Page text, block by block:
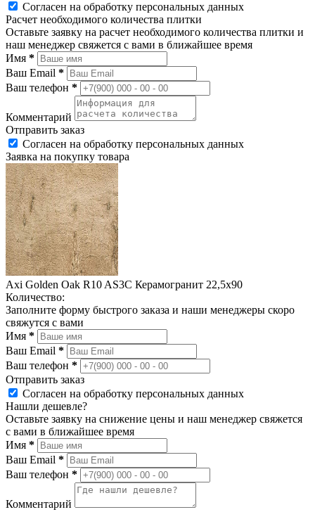
Согласен на обработку персональных данных
Расчет необходимого количества плитки
Оставьте заявку на расчет необходимого количества плитки и
наш менеджер свяжется с вами в ближайшее время
Имя *
Ваш Email *
Ваш телефон *
Комментарий
Отправить заказ
Согласен на обработку персональных данных
Заявка на покупку товара
Axi Golden Oak R10 AS3C Керамогранит 22,5x90
Количество:
Заполните форму быстрого заказа и наши менеджеры скоро
свяжутся с вами
Имя *
Ваш Email *
Ваш телефон *
Отправить заказ
Согласен на обработку персональных данных
Нашли дешевле?
Оставьте заявку на снижение цены и наш менеджер свяжется
с вами в ближайшее время
Имя *
Ваш Email *
Ваш телефон *
Комментарий